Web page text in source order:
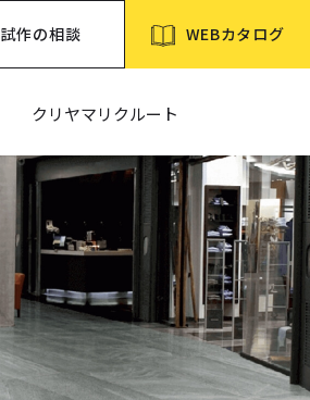
試作の相談 WEBカタログ
クリヤマリクルート